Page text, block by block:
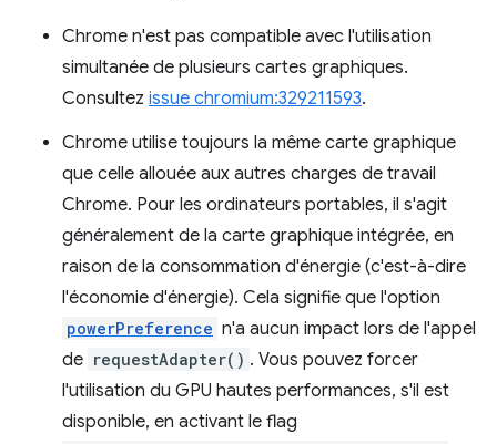
Chrome n'est pas compatible avec l'utilisation
simultanée de plusieurs cartes graphiques.
Consultez issue chromium:329211593.
Chrome utilise toujours la même carte graphique
que celle allouée aux autres charges de travail
Chrome. Pour les ordinateurs portables, il s'agit
généralement de la carte graphique intégrée, en
raison de la consommation d'énergie (c'est-à-dire
l'économie d'énergie). Cela signifie que l'option
powerPreference n'a aucun impact lors de l'appel
de requestAdapter() . Vous pouvez forcer
l'utilisation du GPU hautes performances, s'il est
disponible, en activant le flag